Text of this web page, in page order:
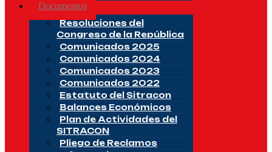
Documentos
Resoluciones del
Congreso de la República
Comunicados 2025
Comunicados 2024
Comunicados 2023
Comunicados 2022
Estatuto del Sitracon
Balances Económicos
Plan de Actividades del
SITRACON
Pliego de Reclamos